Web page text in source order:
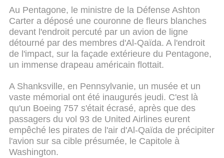
Au Pentagone, le ministre de la Défense Ashton
Carter a déposé une couronne de fleurs blanches
devant l'endroit percuté par un avion de ligne
détourné par des membres d'Al-Qaïda. A l'endroit
de l'impact, sur la façade extérieure du Pentagone,
un immense drapeau américain flottait.
A Shanksville, en Pennsylvanie, un musée et un
vaste mémorial ont été inaugurés jeudi. C'est là
qu'un Boeing 757 s'était écrasé, après que des
passagers du vol 93 de United Airlines eurent
empêché les pirates de l'air d'Al-Qaïda de précipiter
l'avion sur sa cible présumée, le Capitole à
Washington.